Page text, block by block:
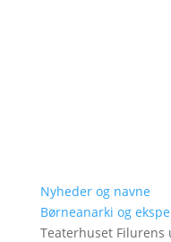
Nyheder og navne
Børneanarki og
Teaterhuset Filurens